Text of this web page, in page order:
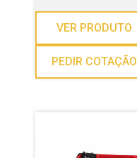
VER PRODUTO
PEDIR COTAÇÃO